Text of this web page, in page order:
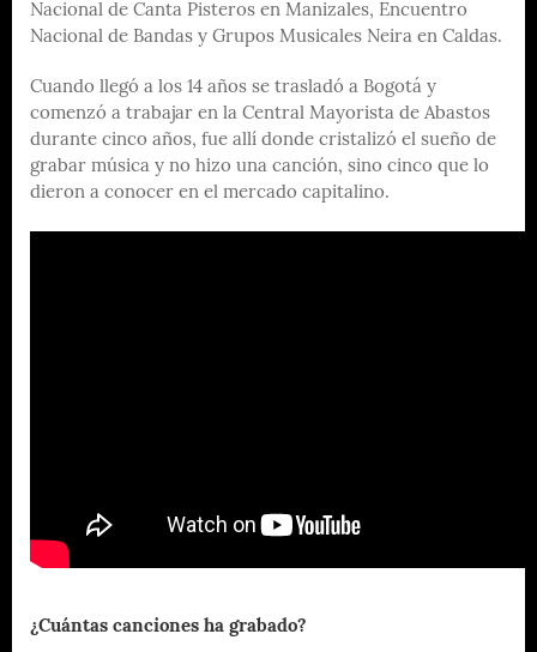
Nacional de Canta Pisteros en Manizales, Encuentro
Nacional de Bandas y Grupos Musicales Neira en Caldas.
Cuando llegó a los 14 años se trasladó a Bogotá y
comenzó a trabajar en la Central Mayorista de Abastos
durante cinco años, fue allí donde cristalizó el sueño de
grabar música y no hizo una canción, sino cinco que lo
dieron a conocer en el mercado capitalino.
¿Cuántas canciones ha grabado?